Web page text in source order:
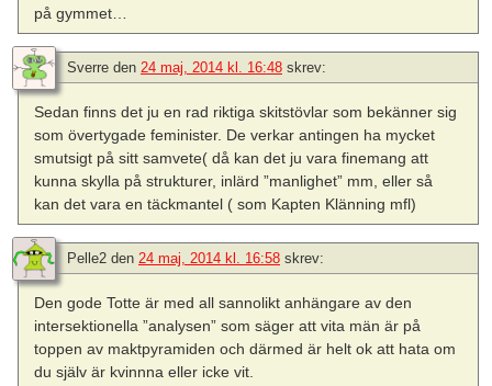
på gymmet…
Sverre den 24 maj, 2014 kl. 16:48 skrev:
Sedan finns det ju en rad riktiga skitstövlar som bekänner sig
som övertygade feminister. De verkar antingen ha mycket
smutsigt på sitt samvete( då kan det ju vara finemang att
kunna skylla på strukturer, inlärd ”manlighet” mm, eller så
kan det vara en täckmantel ( som Kapten Klänning mfl)
Pelle2 den 24 maj, 2014 kl. 16:58 skrev:
Den gode Totte är med all sannolikt anhängare av den
intersektionella ”analysen” som säger att vita män är på
toppen av maktpyramiden och därmed är helt ok att hata om
du själv är kvinnna eller icke vit.